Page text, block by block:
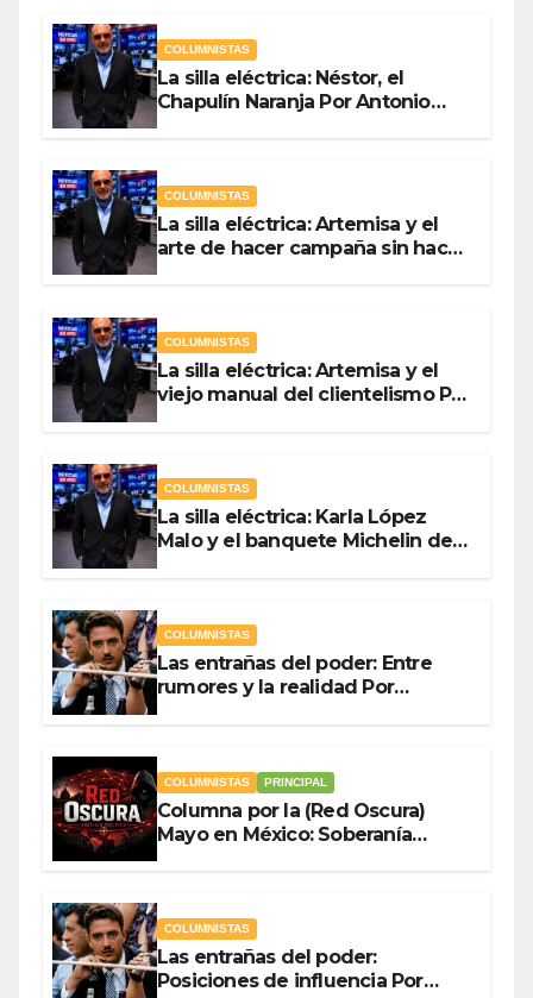
COLUMNISTAS
La silla eléctrica: Néstor, el
Chapulín Naranja Por Antonio
COLUMNISTAS
La silla eléctrica: Artemisa y el
arte de hacer campaña sin hacer
COLUMNISTAS
La silla eléctrica: Artemisa y el
viejo manual del clientelismo Por
COLUMNISTAS
La silla eléctrica: Karla López
Malo y el banquete Michelin del
COLUMNISTAS
Las entrañas del poder: Entre
rumores y la realidad Por
COLUMNISTAS PRINCIPAL
Columna por la (Red Oscura)
Mayo en México: Soberanía
COLUMNISTAS
Las entrañas del poder:
Posiciones de influencia Por